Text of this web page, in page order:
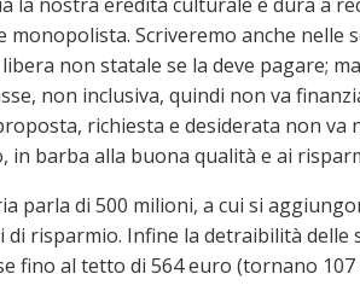
Scriveremo anche nelle
non statale se la deve pagare;
non inclusiva, quindi non va
richiesta e desiderata non va
barba alla buona qualità e ai
parla di 500 milioni, a cui si
risparmio. Infine la detraibilità
fino al tetto di 564 euro (tornano